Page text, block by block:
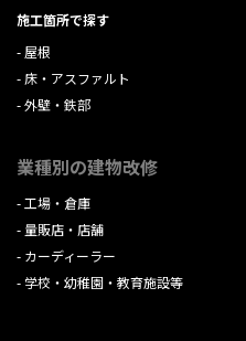
施工箇所で探す
屋根
床・アスファルト
外壁・鉄部
業種別の建物改修
工場・倉庫
量販店・店舗
カーディーラー
学校・幼稚園・教育施設等